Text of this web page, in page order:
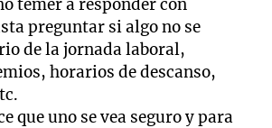
temer a responder con
preguntar si algo no se
de la jornada laboral,
horarios de descanso,
que uno se vea seguro y para